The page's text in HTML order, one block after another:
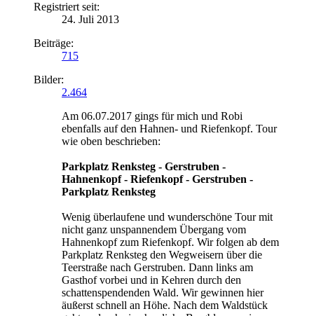
Registriert seit:
24. Juli 2013
Beiträge:
715
Bilder:
2.464
Am 06.07.2017 gings für mich und Robi
ebenfalls auf den Hahnen- und Riefenkopf. Tour
wie oben beschrieben:
Parkplatz Renksteg - Gerstruben -
Hahnenkopf - Riefenkopf - Gerstruben -
Parkplatz Renksteg
Wenig überlaufene und wunderschöne Tour mit
nicht ganz unspannendem Übergang vom
Hahnenkopf zum Riefenkopf. Wir folgen ab dem
Parkplatz Renksteg den Wegweisern über die
Teerstraße nach Gerstruben. Dann links am
Gasthof vorbei und in Kehren durch den
schattenspendenden Wald. Wir gewinnen hier
äußerst schnell an Höhe. Nach dem Waldstück